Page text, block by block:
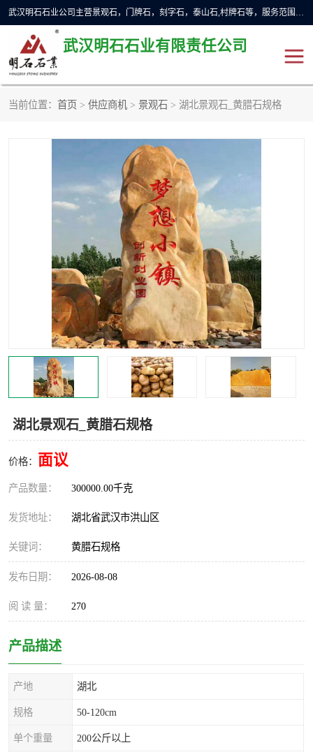
武汉明石石业公司主营景观石，门牌石，刻字石，泰山石,村牌石等，服务范围主要有：武汉，咸宁等地区。公司秉承敬业奉献、锐意创新的企业精神，从无到有，从小到大，以一种产业报国的创业精神，竭诚为客户提供服务，为社会设计财富。
武汉明石石业有限责任公司
当前位置： 首页 > 供应商机 > 景观石 > 湖北景观石_黄腊石规格
湖北景观石_黄腊石规格
价格： 面议
产品数量： 300000.00千克
发货地址： 湖北省武汉市洪山区
关键词： 黄腊石规格
发布日期： 2026-08-08
阅 读 量： 270
产品描述
产地 湖北
规格 50-120cm
单个重量 200公斤以上
奠基石
大型石雕
人物雕塑 异型石材
石雕狮子 刻字石